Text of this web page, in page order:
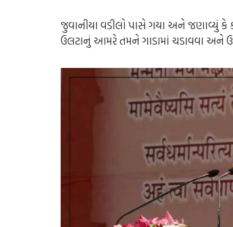
જુવાનીયા વડીલો પાસે ગયા અને જણાવ્યું કે
ઉલટાનું આમરે તમને ગાડામાં ચડાવવા અને